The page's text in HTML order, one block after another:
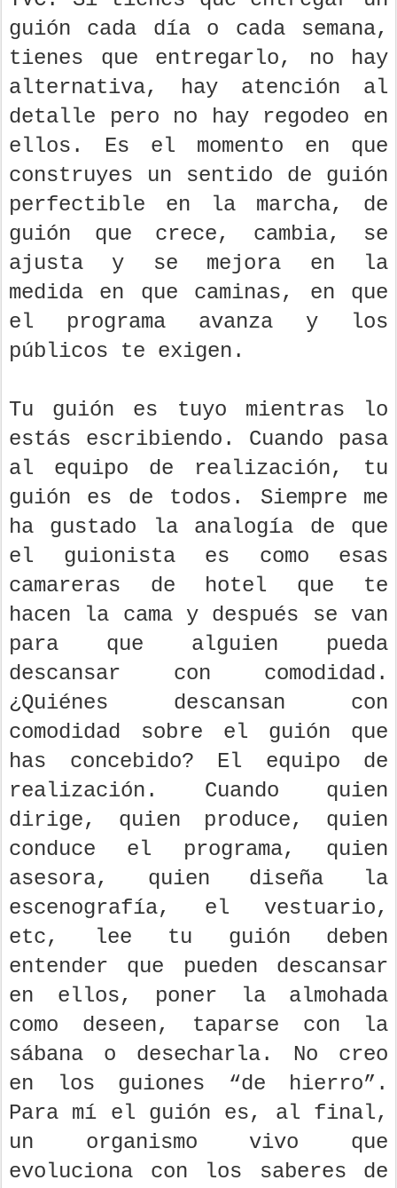
guión cada día o cada semana,
tienes que entregarlo, no hay
alternativa, hay atención al
detalle pero no hay regodeo en
ellos. Es el momento en que
construyes un sentido de guión
perfectible en la marcha, de
guión que crece, cambia, se
ajusta y se mejora en la
medida en que caminas, en que
el programa avanza y los
públicos te exigen.
Tu guión es tuyo mientras lo
estás escribiendo. Cuando pasa
al equipo de realización, tu
guión es de todos. Siempre me
ha gustado la analogía de que
el guionista es como esas
camareras de hotel que te
hacen la cama y después se van
para que alguien pueda
descansar con comodidad.
¿Quiénes descansan con
comodidad sobre el guión que
has concebido? El equipo de
realización. Cuando quien
dirige, quien produce, quien
conduce el programa, quien
asesora, quien diseña la
escenografía, el vestuario,
etc, lee tu guión deben
entender que pueden descansar
en ellos, poner la almohada
como deseen, taparse con la
sábana o desecharla. No creo
en los guiones “de hierro”.
Para mí el guión es, al final,
un organismo vivo que
evoluciona con los saberes de